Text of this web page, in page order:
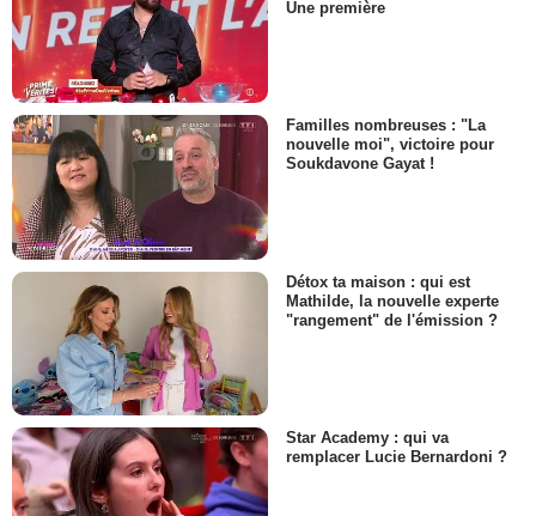
Une première
Familles nombreuses : "La
nouvelle moi", victoire pour
Soukdavone Gayat !
Détox ta maison : qui est
Mathilde, la nouvelle experte
"rangement" de l'émission ?
Star Academy : qui va
remplacer Lucie Bernardoni ?